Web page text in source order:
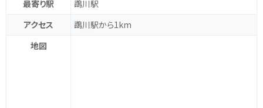
最寄り駅
鵡川駅
アクセス
鵡川駅から1km
地図